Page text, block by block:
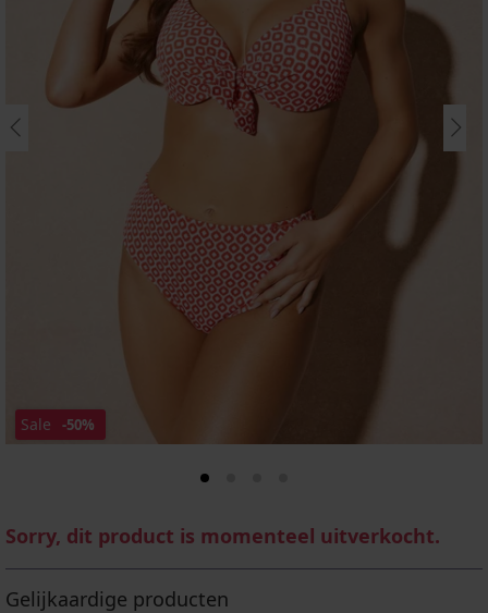
Sale -50%
Sorry, dit product is momenteel uitverkocht.
Gelijkaardige producten